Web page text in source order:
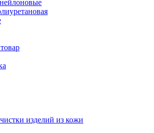
изделий из кожи